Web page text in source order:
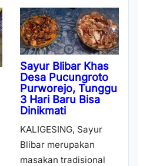
Sayur Blibar Khas
Desa Pucungroto
Purworejo, Tunggu
3 Hari Baru Bisa
Dinikmati
KALIGESING, Sayur
Blibar merupakan
masakan tradisional